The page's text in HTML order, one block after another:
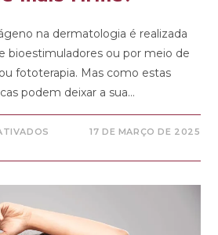
na dermatologia é realizada
bioestimuladores ou por meio de
fototerapia. Mas como estas
podem deixar a sua…
17 DE MARÇO DE 2025